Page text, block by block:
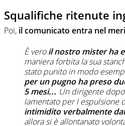
Squalifiche ritenute
Poi, il comunicato entra nel
È veroil nostro mister ha
maniera forbita la sua
stato punito in modo
per un pugno ha preso
5 mesi… Un dirigente
lamentato per l espulsione
intimidito verbalmente
allora si è allontanato